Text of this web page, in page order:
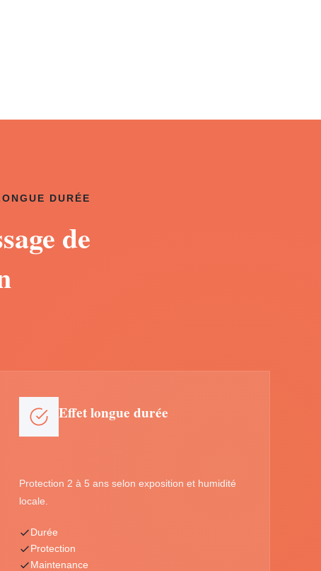
DURÉE
de
Effet longue durée
Protection 2 à 5 ans selon exposition et humidité
locale.
Durée
Protection
Maintenance